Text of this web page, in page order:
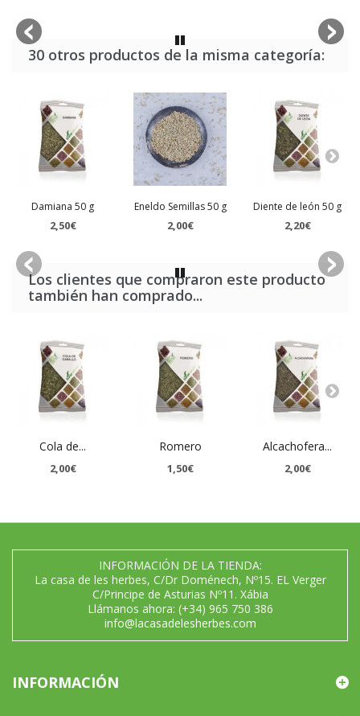
30 otros productos de la misma categoría:
Damiana 50 g
2,50€
Eneldo Semillas 50 g
2,00€
Diente de león 50 g
2,20€
Los clientes que compraron este producto
también han comprado...
Cola de...
2,00€
Romero
1,50€
Alcachofera...
2,00€
INFORMACIÓN DE LA TIENDA:
La casa de les herbes, C/Dr Doménech, Nº15. EL Verger
C/Principe de Asturias Nº11. Xábia
Llámanos ahora: (+34) 965 750 386
info@lacasadelesherbes.com
INFORMACIÓN